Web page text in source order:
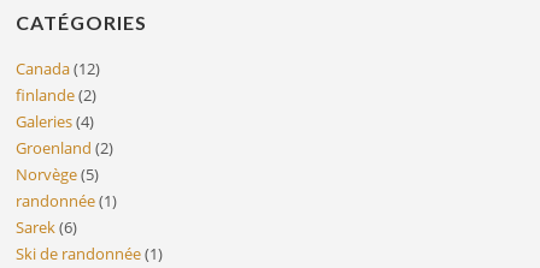
CATÉGORIES
Canada(12)
finlande(2)
Galeries(4)
Groenland (2)
Norvège(5)
randonnée(1)
Sarek(6)
Ski de randonnée(1)